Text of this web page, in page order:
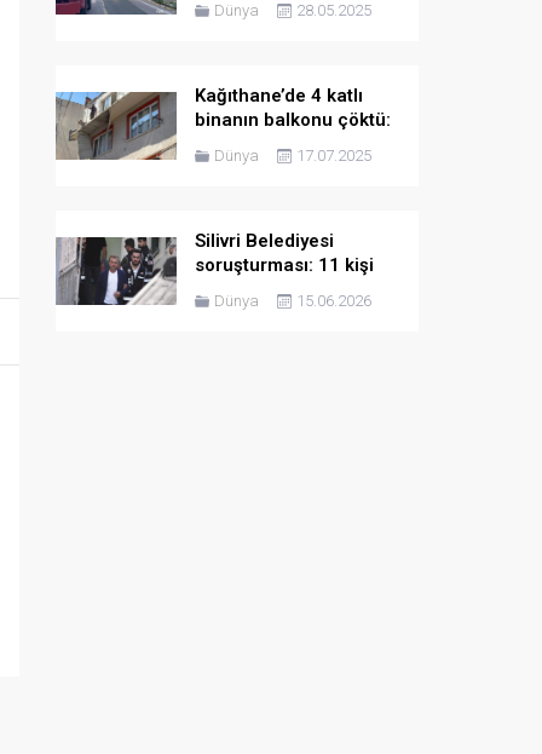
Dünya 28.05.2025
Kağıthane’de 4 katlı
binanın balkonu çöktü:
Bina tahliye edildi
Dünya 17.07.2025
Silivri Belediyesi
soruşturması: 11 kişi
hakkında tutuklama
talebi
Dünya 15.06.2026